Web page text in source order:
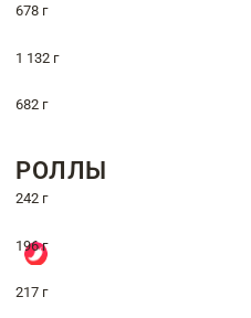
678 г
1 132 г
682 г
РОЛЛЫ
242 г
196 г
217 г